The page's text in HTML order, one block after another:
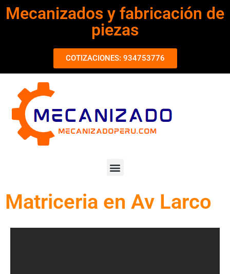
Mecanizados y fabricación de
piezas
COTIZACIONES: 934753776
Matriceria en Av Larco